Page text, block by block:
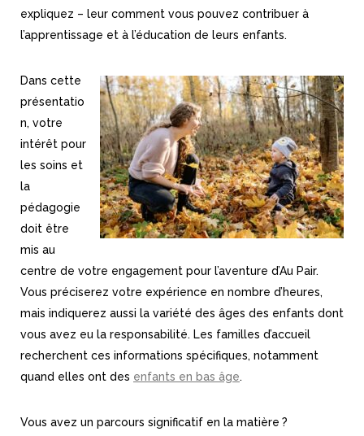
expliquez – leur comment vous pouvez contribuer à
l’apprentissage et à l’éducation de leurs enfants.
Dans cette
présentatio
n, votre
intérêt pour
les soins et
la
pédagogie
doit être
mis au
centre de votre engagement pour l’aventure d’Au Pair.
Vous préciserez votre expérience en nombre d’heures,
mais indiquerez aussi la variété des âges des enfants dont
vous avez eu la responsabilité. Les familles d’accueil
recherchent ces informations spécifiques, notamment
quand elles ont des enfants en bas âge.
Vous avez un parcours significatif en la matière ?